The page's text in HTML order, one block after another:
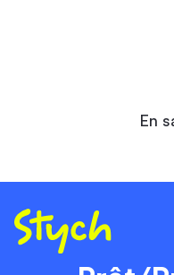
En